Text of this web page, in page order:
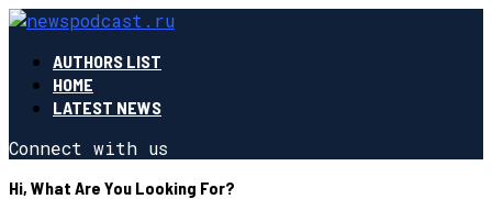
AUTHORS LIST
HOME
LATEST NEWS
Connect with us
Hi, What Are You Looking For?